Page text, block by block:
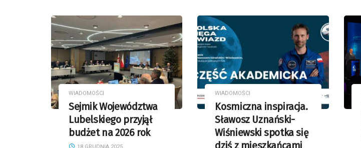
WIADOMOŚCI
Sejmik Województwa
Lubelskiego przyjął
budżet na 2026 rok
WIADOMOŚCI
Kosmiczna inspiracja.
Sławosz Uznański-
Wiśniewski spotka się